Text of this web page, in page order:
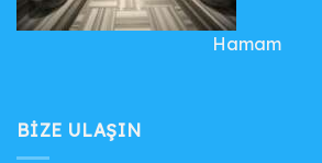
Hamam
BIZE ULAŞIN